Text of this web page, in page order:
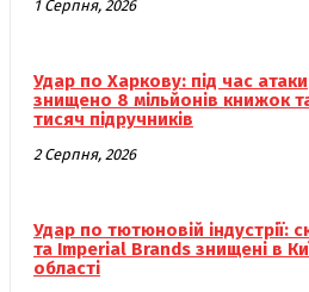
1 Серпня, 2026
Удар по Харкову: під час атаки
знищено 8 мільйонів книжок
тисяч підручників
2 Серпня, 2026
Удар по тютюновій індустрії:
та Imperial Brands знищені в
області